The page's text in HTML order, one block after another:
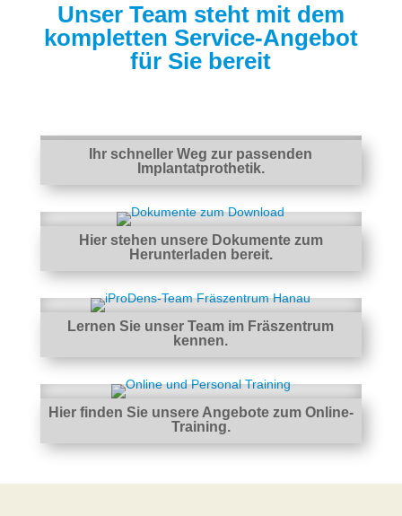
Unser Team steht mit dem
kompletten Service-Angebot
für Sie bereit
Ihr schneller Weg zur passenden
Implantatprothetik.
Hier stehen unsere Dokumente zum
Herunterladen bereit.
Lernen Sie unser Team im Fräszentrum
kennen.
Hier finden Sie unsere Angebote zum Online-
Training.